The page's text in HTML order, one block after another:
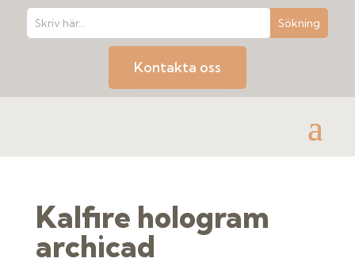
Kontakta oss
Kalfire hologram
archicad